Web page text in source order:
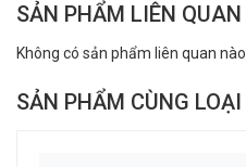
SẢN PHẨM LIÊN QUAN
Không có sản phẩm liên quan nào
SẢN PHẨM CÙNG LOẠI